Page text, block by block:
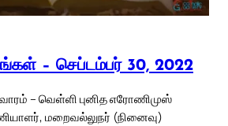
– செப்டம்பர் 30, 2022
– வெள்ளி புனித எரோணிமுஸ்
மறைவல்லுநர் (நினைவு)